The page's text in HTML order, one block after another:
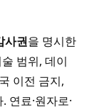
사권을 명시한
범위, 데이
이전 금지,
연료·원자로·